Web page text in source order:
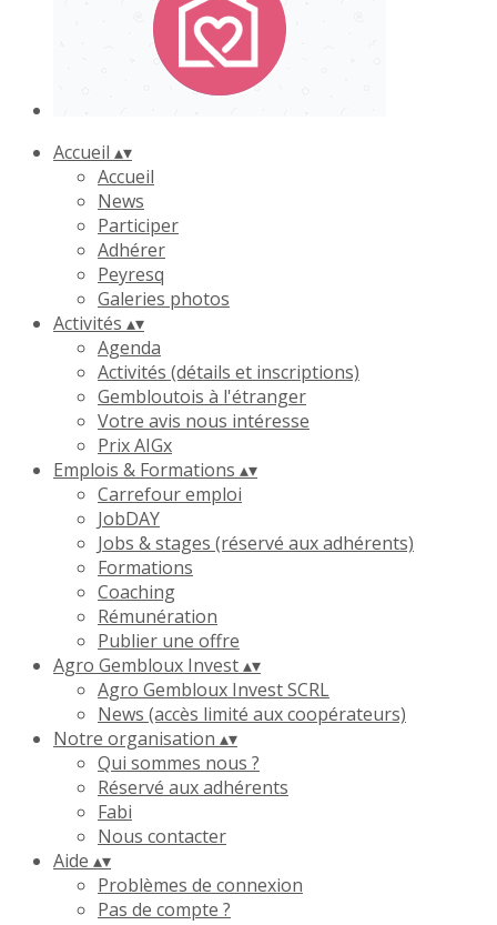
Accueil ▴▾
Accueil
News
Participer
Adhérer
Peyresq
Galeries photos
Activités ▴▾
Agenda
Activités (détails et inscriptions)
Gembloutois à l'étranger
Votre avis nous intéresse
Prix AIGx
Emplois & Formations ▴▾
Carrefour emploi
JobDAY
Jobs & stages (réservé aux adhérents)
Formations
Coaching
Rémunération
Publier une offre
Agro Gembloux Invest▴▾
Agro Gembloux Invest SCRL
News (accès limité aux coopérateurs)
Notre organisation ▴▾
Qui sommes nous ?
Réservé aux adhérents
Fabi
Nous contacter
Aide ▴▾
Problèmes de connexion
Pas de compte ?